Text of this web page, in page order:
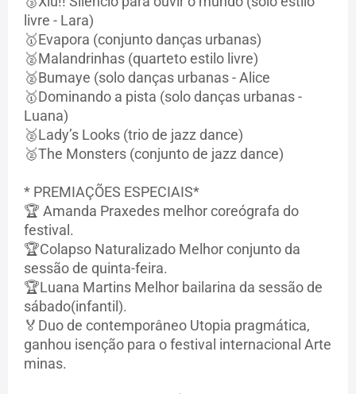
livre - Lara)
🥇Evapora (conjunto danças urbanas)
🥈Malandrinhas (quarteto estilo livre)
🥈Bumaye (solo danças urbanas - Alice
🥇Dominando a pista (solo danças urbanas -
Luana)
🥈Lady’s Looks (trio de jazz dance)
🥈The Monsters (conjunto de jazz dance)
* PREMIAÇÕES ESPECIAIS*
🏆 Amanda Praxedes melhor coreógrafa do
festival.
🏆Colapso Naturalizado Melhor conjunto da
sessão de quinta-feira.
🏆Luana Martins Melhor bailarina da sessão de
sábado(infantil).
🏅Duo de contemporâneo Utopia pragmática,
ganhou isenção para o festival internacional Arte
minas.